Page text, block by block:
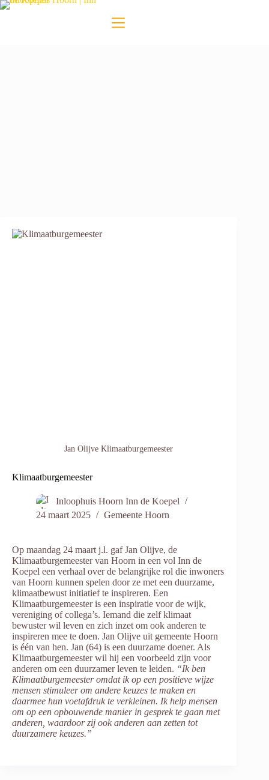
Jan Olijve Klimaatburgemeester
Klimaatburgemeester
Inloophuis Hoorn Inn de Koepel
24 maart 2025
Gemeente Hoorn
Op maandag 24 maart j.l. gaf Jan Olijve, de
Klimaatburgemeester van Hoorn in een vol Inn de
Koepel een verhaal over de belangrijke rol die inwoners
van Hoorn kunnen spelen door ze met een duurzame,
klimaatbewust initiatief te inspireren. Een
Klimaatburgemeester is een inspiratie voor de wijk,
vereniging of collega’s. Iemand die zelf klimaat
bewuster wil leven en zich inzet om ook anderen te
inspireren mee te doen. Jan Olijve uit gemeente Hoorn
is één van hen. Jan (64) is een duurzame doener. Als
Klimaatburgemeester wil hij een voorbeeld zijn voor
anderen om een duurzamer leven te leiden. “Ik ben
Klimaatburgemeester omdat ik op een positieve wijze
mensen stimuleer om andere keuzes te maken en
daarmee hun voetafdruk te verkleinen. Ik help mensen
om op een opbouwende manier in gesprek te gaan met
anderen, waardoor zij ook anderen aan zetten tot
duurzamere keuzes.”